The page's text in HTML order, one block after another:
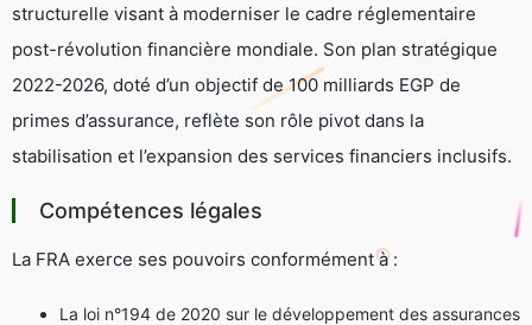
structurelle visant à moderniser le cadre réglementaire
post-révolution financière mondiale. Son plan stratégique
2022-2026, doté d’un objectif de 100 milliards EGP de
primes d’assurance, reflète son rôle pivot dans la
stabilisation et l’expansion des services financiers inclusifs.
Compétences légales
La FRA exerce ses pouvoirs conformément à :
La loi n°194 de 2020 sur le développement des assurances